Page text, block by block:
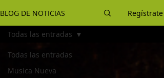
BLOG DE NOTICIAS Regístrate
Todas las entradas
Musica Nueva
Todas las entradas